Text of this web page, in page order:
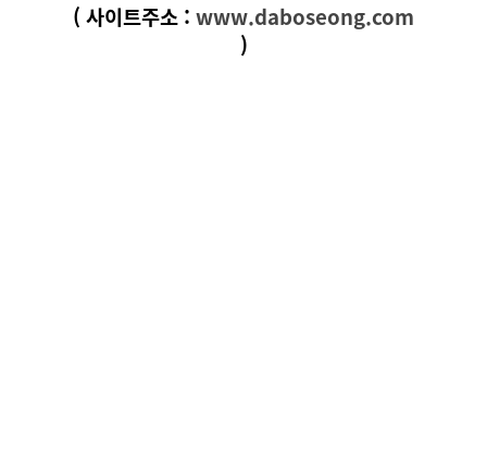
( 사이트주소 : www.daboseong.com
)